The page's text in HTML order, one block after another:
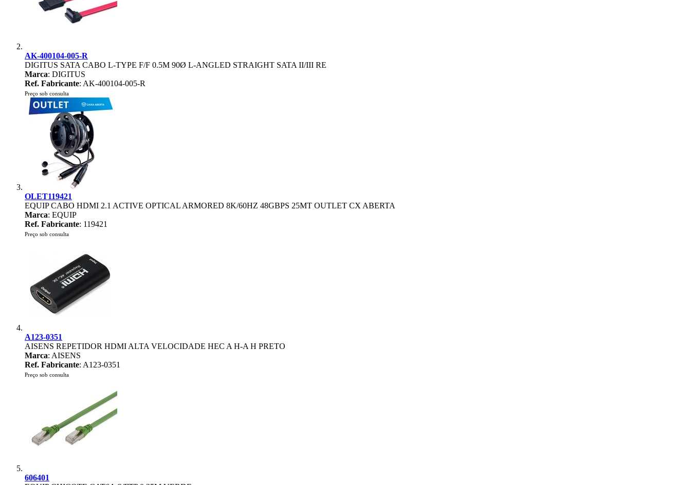
AK-400104-005-R
DIGITUS SATA CABO L-TYPE F/F 0.5M 90Ø L-ANGLED STRAIGHT SATA II/III RE
Marca: DIGITUS
Ref. Fabricante: AK-400104-005-R
Preço sob consulta
OLET119421
EQUIP CABO HDMI 2.1 ACTIVE OPTICAL ARMORED 8K/60HZ 48GBPS 25MT OUTLET CX ABERTA
Marca: EQUIP
Ref. Fabricante: 119421
Preço sob consulta
A123-0351
AISENS REPETIDOR HDMI ALTA VELOCIDADE HEC A H-A H PRETO
Marca: AISENS
Ref. Fabricante: A123-0351
Preço sob consulta
606401